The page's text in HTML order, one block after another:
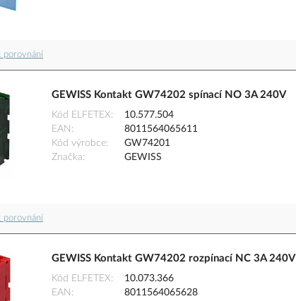
porovnání
GEWISS Kontakt GW74202 spínací NO 3A 240V
Kód ELFETEX
10.577.504
EAN
8011564065611
Kód výrobce
GW74201
Značka
GEWISS
porovnání
GEWISS Kontakt GW74202 rozpínací NC 3A 240V
Kód ELFETEX
10.073.366
EAN
8011564065628